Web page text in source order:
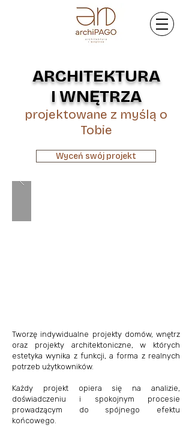
ARCHITEKTURA
I WNĘTRZA
projektowane z myślą o
Tobie
Wyceń swój projekt
Tworzę indywidualne projekty domów, wnętrz
oraz projekty architektoniczne, w których
estetyka wynika z funkcji, a forma z realnych
potrzeb użytkowników.
Każdy projekt opiera się na analizie,
doświadczeniu i spokojnym procesie
prowadzącym do spójnego efektu
końcowego.